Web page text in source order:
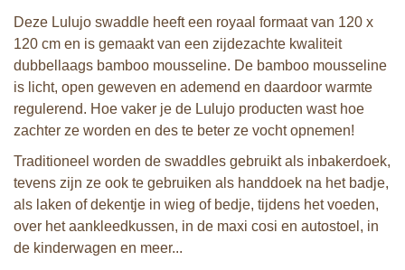
Deze Lulujo swaddle heeft een royaal formaat van 120 x
120 cm en is gemaakt van een zijdezachte kwaliteit
dubbellaags bamboo mousseline. De bamboo mousseline
is licht, open geweven en ademend en daardoor warmte
regulerend. Hoe vaker je de Lulujo producten wast hoe
zachter ze worden en des te beter ze vocht opnemen!
Traditioneel worden de swaddles gebruikt als inbakerdoek,
tevens zijn ze ook te gebruiken als handdoek na het badje,
als laken of dekentje in wieg of bedje, tijdens het voeden,
over het aankleedkussen, in de maxi cosi en autostoel, in
de kinderwagen en meer...